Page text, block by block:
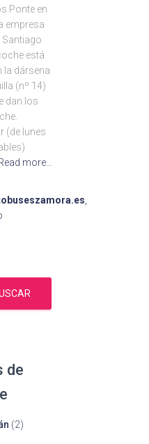
en
empresa
está
la dársena
(nº 14)
dan los
(de lunes
more…
de
(2)